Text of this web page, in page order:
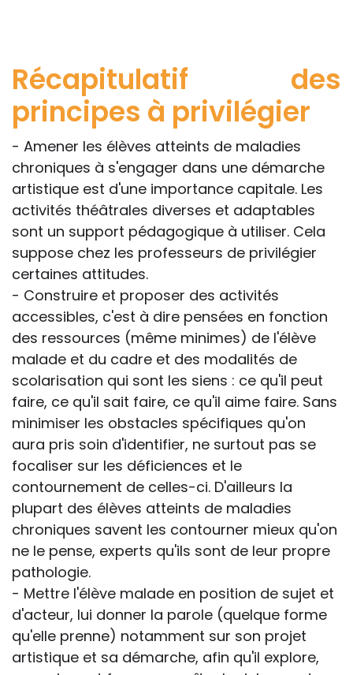
Récapitulatif des
principes à privilégier
- Amener les élèves atteints de maladies
chroniques à s'engager dans une démarche
artistique est d'une importance capitale. Les
activités théâtrales diverses et adaptables
sont un support pédagogique à utiliser. Cela
suppose chez les professeurs de privilégier
certaines attitudes.
- Construire et proposer des activités
accessibles, c'est à dire pensées en fonction
des ressources (même minimes) de l'élève
malade et du cadre et des modalités de
scolarisation qui sont les siens : ce qu'il peut
faire, ce qu'il sait faire, ce qu'il aime faire. Sans
minimiser les obstacles spécifiques qu'on
aura pris soin d'identifier, ne surtout pas se
focaliser sur les déficiences et le
contournement de celles-ci. D'ailleurs la
plupart des élèves atteints de maladies
chroniques savent les contourner mieux qu'on
ne le pense, experts qu'ils sont de leur propre
pathologie.
- Mettre l'élève malade en position de sujet et
d'acteur, lui donner la parole (quelque forme
qu'elle prenne) notamment sur son projet
artistique et sa démarche, afin qu'il explore,